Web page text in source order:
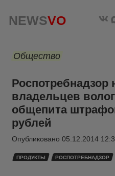
NEWSVO
Общество
Роспотребнадзор
владельцев
общепита
рублей
Опубликовано 05.12.2014
ПРОДУКТЫ РОСПОТРЕБНАДЗОР